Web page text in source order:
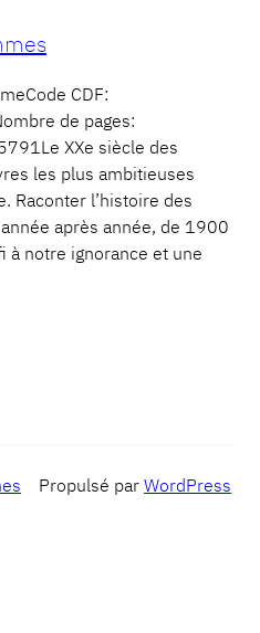
CDF:
de pages:
XXe siècle des
les plus ambitieuses
Raconter l’histoire des
après année, de 1900
à notre ignorance et une
Propulsé parWordPress